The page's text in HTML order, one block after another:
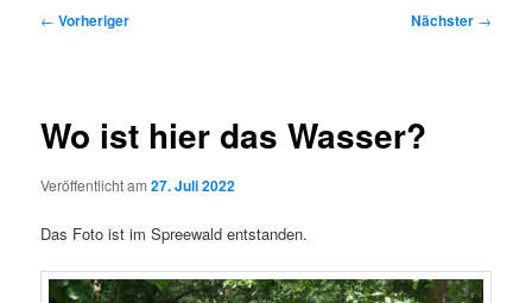
Beitragsnavigation
← Vorheriger Nächster →
Wo ist hier das Wasser?
Veröffentlicht am27. Juli 2022
Das Foto ist im Spreewald entstanden.